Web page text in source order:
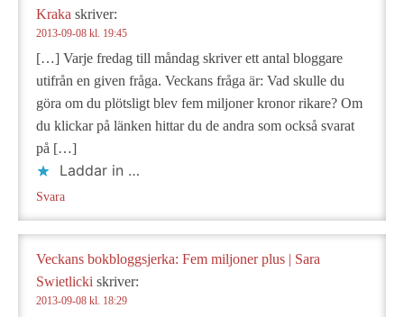
Kraka skriver:
2013-09-08 kl. 19:45
[…] Varje fredag till måndag skriver ett antal bloggare
utifrån en given fråga. Veckans fråga är: Vad skulle du
göra om du plötsligt blev fem miljoner kronor rikare? Om
du klickar på länken hittar du de andra som också svarat
på […]
Laddar in …
Svara
Veckans bokbloggsjerka: Fem miljoner plus | Sara
Swietlicki skriver:
2013-09-08 kl. 18:29